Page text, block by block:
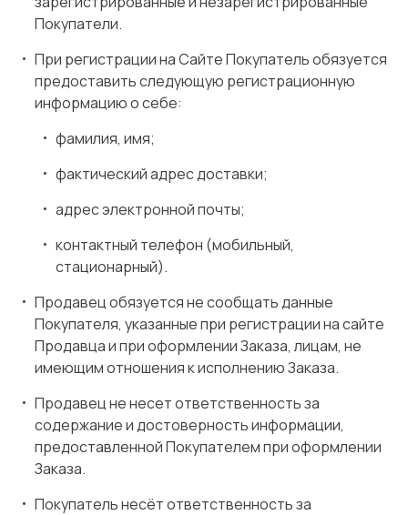
Покупатели.
При регистрации на Сайте Покупатель обязуется
предоставить следующую регистрационную
информацию о себе:
фамилия, имя;
фактический адрес доставки;
адрес электронной почты;
контактный телефон (мобильный,
стационарный).
Продавец обязуется не сообщать данные
Покупателя, указанные при регистрации на сайте
Продавца и при оформлении Заказа, лицам, не
имеющим отношения к исполнению Заказа.
Продавец не несет ответственность за
содержание и достоверность информации,
предоставленной Покупателем при оформлении
Заказа.
Покупатель несёт ответственность за